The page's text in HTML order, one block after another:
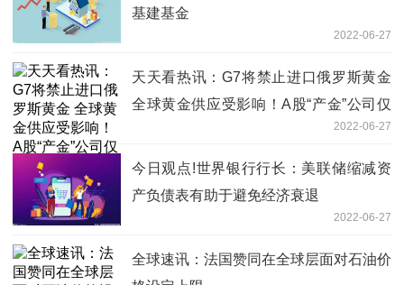
基建基金
2022-06-27
天天看热讯：G7将禁止进口俄罗斯黄金
全球黄金供应受影响！A股“产金”公司仅
2022-06-27
今日观点!世界银行行长：美联储缩减资
产负债表有助于避免经济衰退
2022-06-27
全球速讯：法国赞同在全球层面对石油价